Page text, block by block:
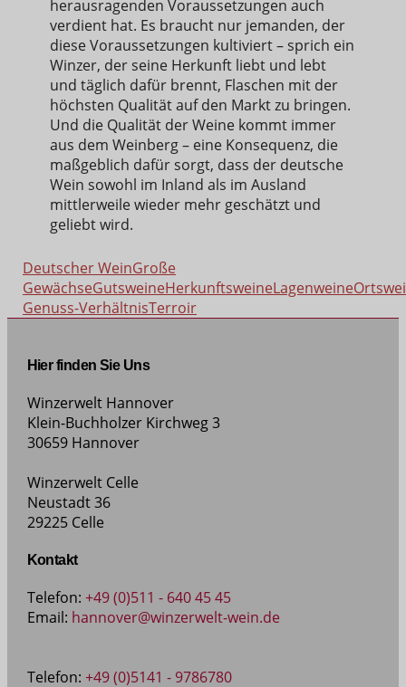
herausragenden Voraussetzungen auch
verdient hat. Es braucht nur jemanden, der
diese Voraussetzungen kultiviert – sprich ein
Winzer, der seine Herkunft liebt und lebt
und täglich dafür brennt, Flaschen mit der
höchsten Qualität auf den Markt zu bringen.
Und die Qualität der Weine kommt immer
aus dem Weinberg – eine Konsequenz, die
maßgeblich dafür sorgt, dass der deutsche
Wein sowohl im Inland als im Ausland
mittlerweile wieder mehr geschätzt und
geliebt wird.
Deutscher WeinGroße
GewächseGutsweineHerkunftsweineLagenweine
Genuss-VerhältnisTerroir
Hier finden Sie Uns
Winzerwelt Hannover
Klein-Buchholzer Kirchweg 3
30659 Hannover
Winzerwelt Celle
Neustadt 36
29225 Celle
Kontakt
Telefon: +49 (0)511 - 640 45 45
Email: hannover@winzerwelt-wein.de
Telefon: +49 (0)5141 - 9786780